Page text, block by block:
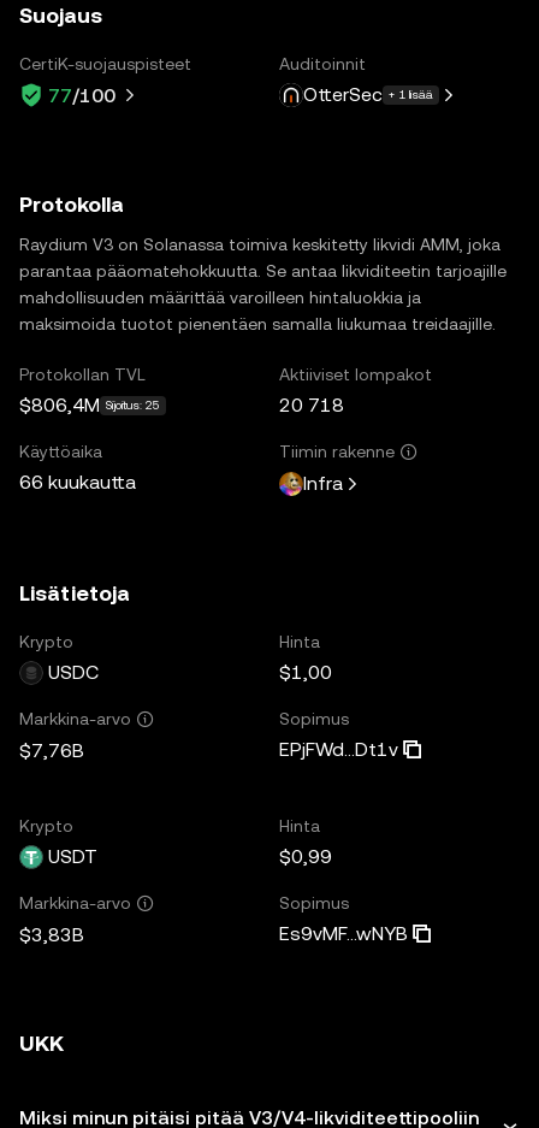
Suojaus
CertiK-suojauspisteet
77/100
Auditoinnit
OtterSec + 1 lisää
Protokolla
Raydium V3 on Solanassa toimiva keskitetty likvidi AMM, joka
parantaa pääomatehokkuutta. Se antaa likviditeetin tarjoajille
mahdollisuuden määrittää varoilleen hintaluokkia ja
maksimoida tuotot pienentäen samalla liukumaa treidaajille.
Protokollan TVL
$806,4M Sijoitus: 25
Aktiiviset lompakot
20 718
Käyttöaika
66 kuukautta
Tiimin rakenne
Infra
Lisätietoja
Krypto
USDC
Hinta
$1,00
Markkina-arvo
$7,76B
Sopimus
EPjFWd...Dt1v
Krypto
USDT
Hinta
$0,99
Markkina-arvo
$3,83B
Sopimus
Es9vMF...wNYB
UKK
Miksi minun pitäisi pitää V3/V4-likviditeettipooliin